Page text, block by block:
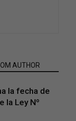
AUTHOR
la fecha de
la Ley Nº